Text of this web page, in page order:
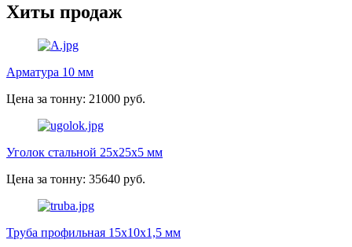
Хиты продаж
Арматура 10 мм
Цена за тонну: 21000 руб.
Уголок стальной 25х25х5 мм
Цена за тонну: 35640 руб.
Труба профильная 15х10х1,5 мм